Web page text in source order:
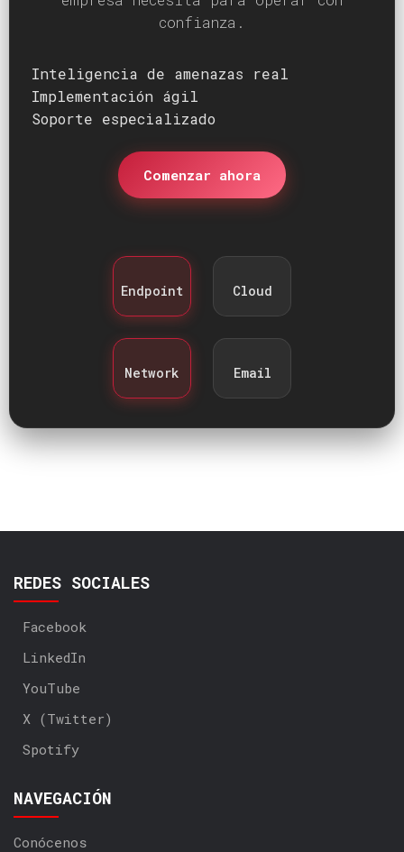
confianza.
Inteligencia de amenazas real
Implementación ágil
Soporte especializado
Comenzar ahora
Endpoint Cloud
Network Email
REDES SOCIALES
Facebook
LinkedIn
YouTube
X (Twitter)
Spotify
NAVEGACIÓN
Conócenos